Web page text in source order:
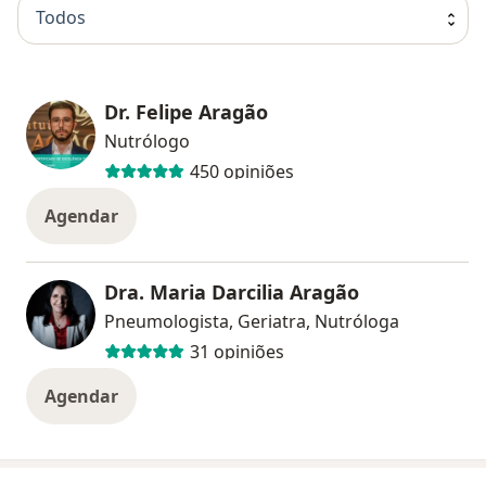
Todos
Dr. Felipe Aragão
Nutrólogo
450 opiniões
Agendar
Dra. Maria Darcilia Aragão
Pneumologista, Geriatra, Nutróloga
31 opiniões
Agendar